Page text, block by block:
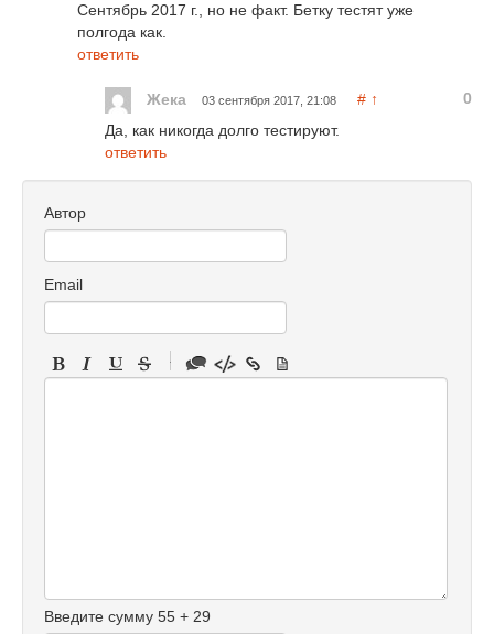
Сентябрь 2017 г., но не факт. Бетку тестят уже
полгода как.
ответить
Жека 03 сентября 2017, 21:08 # ↑
0
Да, как никогда долго тестируют.
ответить
Автор
Email
-
-
-
Введите сумму 55 + 29